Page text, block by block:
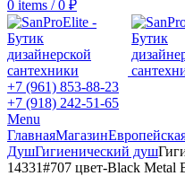
0 items / 0 ₽
+7 (961) 853-88-23
+7 (918) 242-51-65
Menu
ГлавнаяМагазин
ДушГигиенический душ
14331#707 цвет-Black Metal